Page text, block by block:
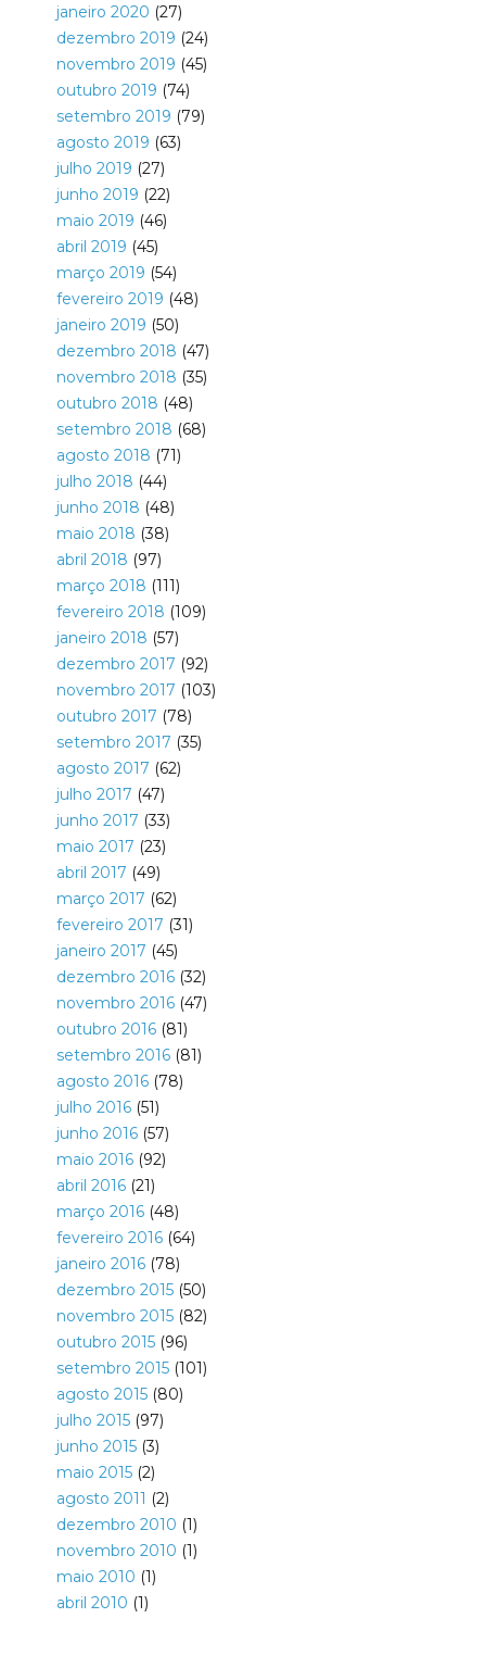
janeiro 2020 (27)
dezembro 2019 (24)
novembro 2019 (45)
outubro 2019 (74)
setembro 2019 (79)
agosto 2019 (63)
julho 2019 (27)
junho 2019 (22)
maio 2019 (46)
abril 2019 (45)
março 2019 (54)
fevereiro 2019 (48)
janeiro 2019 (50)
dezembro 2018 (47)
novembro 2018 (35)
outubro 2018 (48)
setembro 2018 (68)
agosto 2018 (71)
julho 2018 (44)
junho 2018 (48)
maio 2018 (38)
abril 2018 (97)
março 2018 (111)
fevereiro 2018 (109)
janeiro 2018 (57)
dezembro 2017 (92)
novembro 2017 (103)
outubro 2017 (78)
setembro 2017 (35)
agosto 2017 (62)
julho 2017 (47)
junho 2017 (33)
maio 2017 (23)
abril 2017 (49)
março 2017 (62)
fevereiro 2017 (31)
janeiro 2017 (45)
dezembro 2016(32)
novembro 2016(47)
outubro 2016(81)
setembro 2016(81)
agosto 2016(78)
julho 2016(51)
junho 2016(57)
maio 2016(92)
abril 2016(21)
março 2016(48)
fevereiro 2016(64)
janeiro 2016(78)
dezembro 2015(50)
novembro 2015(82)
outubro 2015(96)
setembro 2015(101)
agosto 2015(80)
julho 2015(97)
junho 2015(3)
maio 2015(2)
agosto 2011 (2)
dezembro 2010 (1)
novembro 2010 (1)
maio 2010 (1)
abril 2010 (1)